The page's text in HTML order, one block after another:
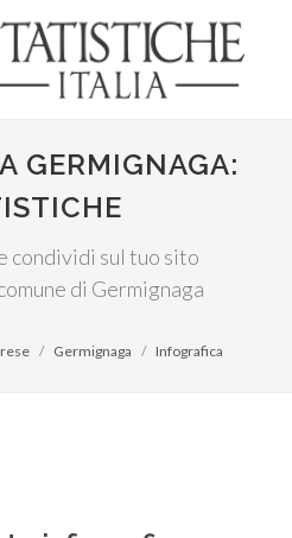
GERMIGNAGA:
condividi sul tuo sito
di Germignaga
Germignaga Infografica